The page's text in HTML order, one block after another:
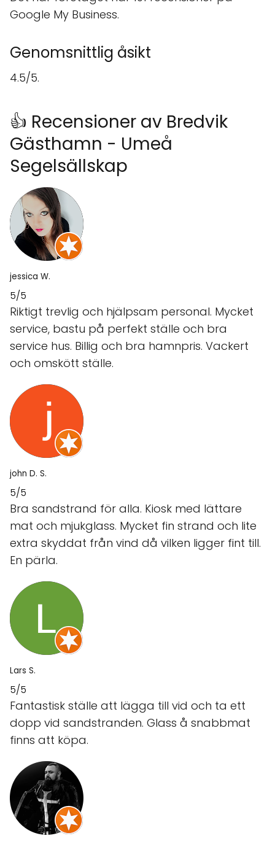
Google My Business.
Genomsnittlig åsikt
4.5/5.
👍 Recensioner av Bredvik
Gästhamn - Umeå
Segelsällskap
jessica W.
5/5
Riktigt trevlig och hjälpsam personal. Mycket
service, bastu på perfekt ställe och bra
service hus. Billig och bra hamnpris. Vackert
och omskött ställe.
john D. S.
5/5
Bra sandstrand för alla. Kiosk med lättare
mat och mjukglass. Mycket fin strand och lite
extra skyddat från vind då vilken ligger fint till.
En pärla.
Lars S.
5/5
Fantastisk ställe att lägga till vid och ta ett
dopp vid sandstranden. Glass å snabbmat
finns att köpa.